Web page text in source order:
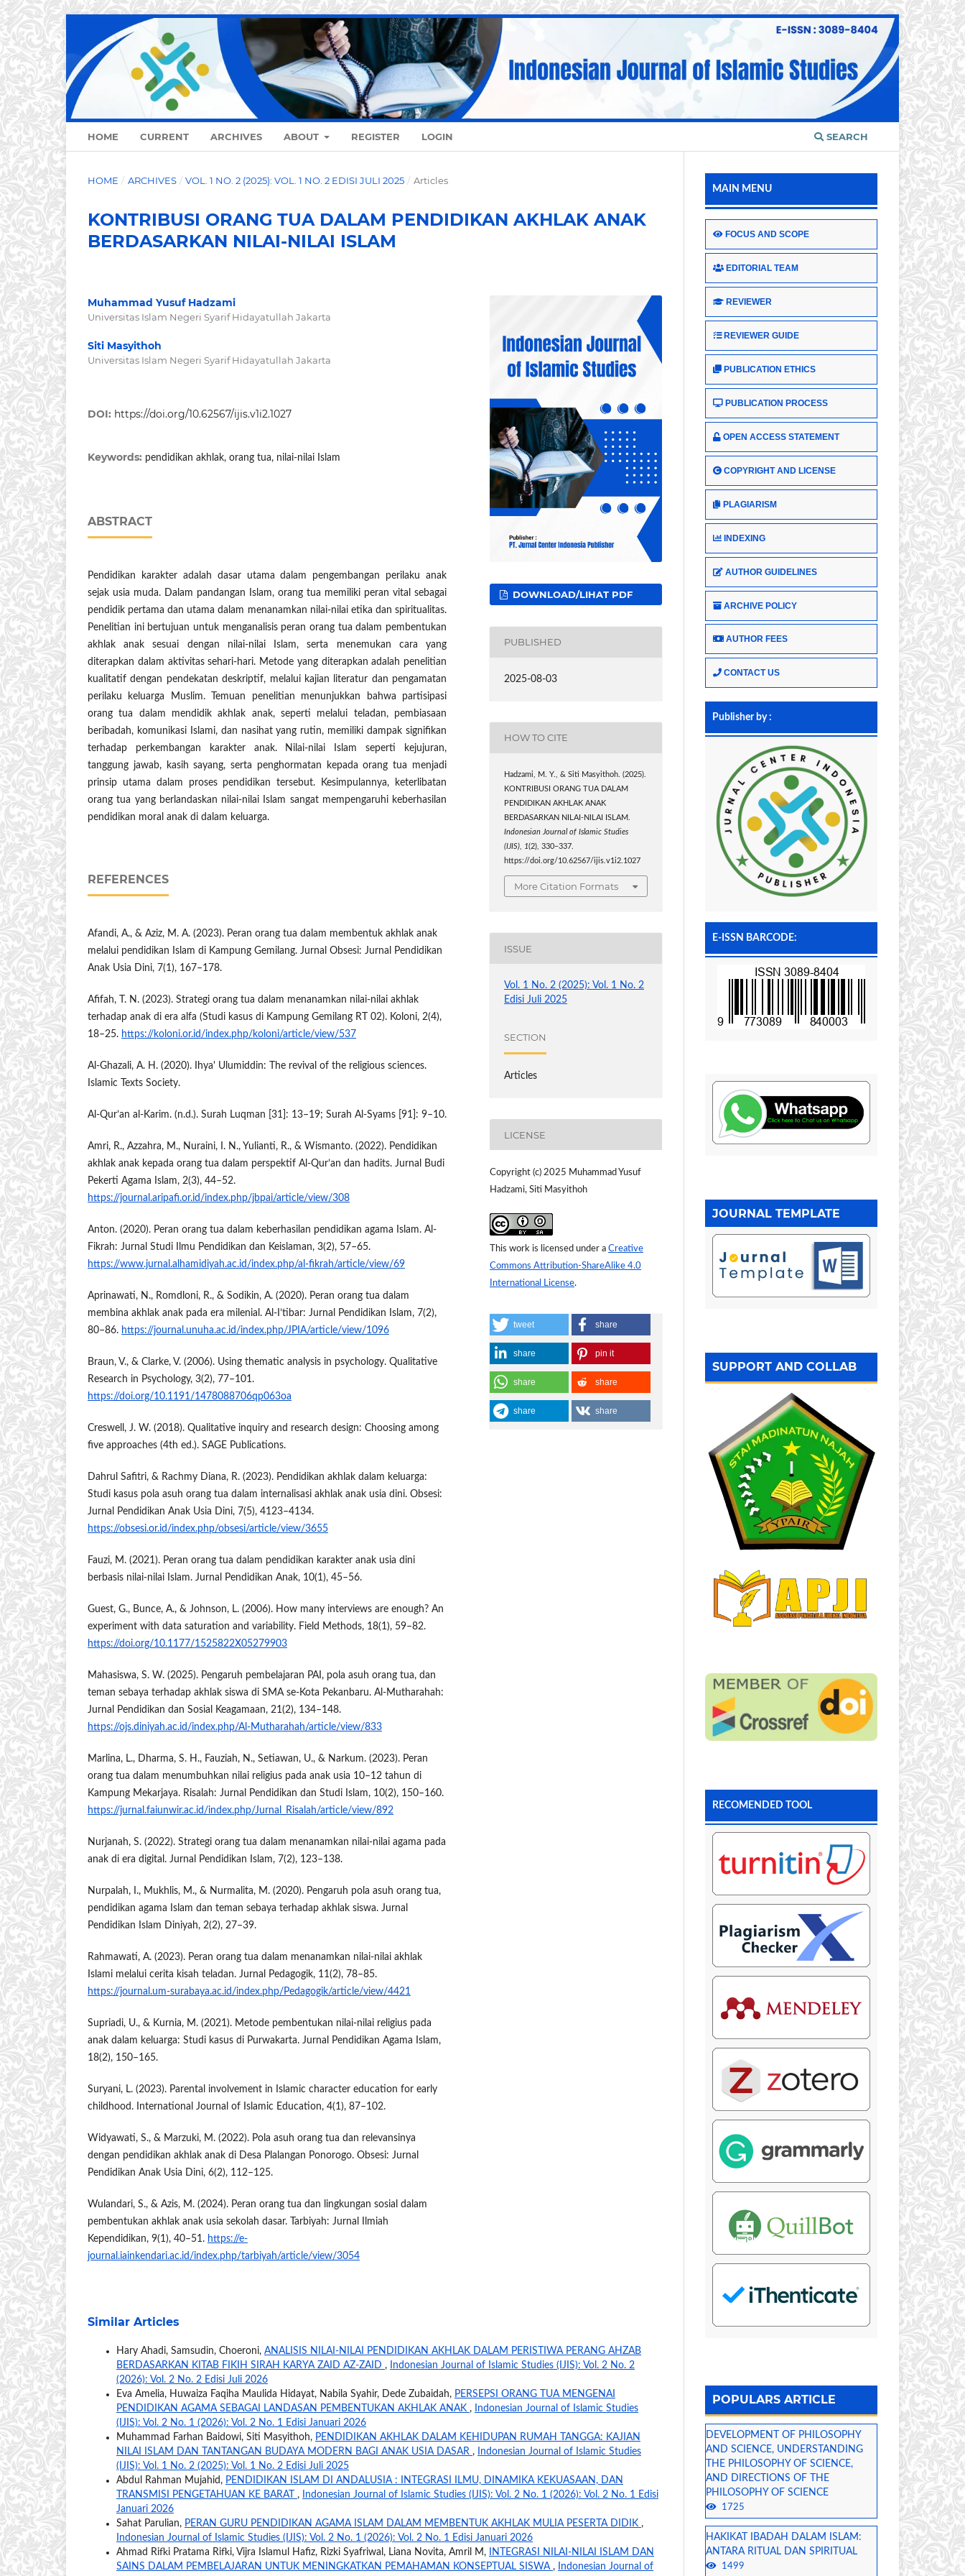
HOME CURRENT ARCHIVES ABOUT REGISTER LOGIN SEARCH
HOME / ARCHIVES / VOL. 1 NO. 2 (2025): VOL. 1 NO. 2 EDISI JULI 2025 / Articles
KONTRIBUSI ORANG TUA DALAM PENDIDIKAN AKHLAK ANAK
BERDASARKAN NILAI-NILAI ISLAM
Muhammad Yusuf Hadzami
Universitas Islam Negeri Syarif Hidayatullah Jakarta
Siti Masyithoh
Universitas Islam Negeri Syarif Hidayatullah Jakarta
DOI: https://doi.org/10.62567/ijis.v1i2.1027
Keywords: pendidikan akhlak, orang tua, nilai-nilai Islam
ABSTRACT
Pendidikan karakter adalah dasar utama dalam pengembangan perilaku anak
sejak usia muda. Dalam pandangan Islam, orang tua memiliki peran vital sebagai
pendidik pertama dan utama dalam menanamkan nilai-nilai etika dan spiritualitas.
Penelitian ini bertujuan untuk menganalisis peran orang tua dalam pembentukan
akhlak anak sesuai dengan nilai-nilai Islam, serta menemukan cara yang
diterapkan dalam aktivitas sehari-hari. Metode yang diterapkan adalah penelitian
kualitatif dengan pendekatan deskriptif, melalui kajian literatur dan pengamatan
perilaku keluarga Muslim. Temuan penelitian menunjukkan bahwa partisipasi
orang tua dalam mendidik akhlak anak, seperti melalui teladan, pembiasaan
beribadah, komunikasi Islami, dan nasihat yang rutin, memiliki dampak signifikan
terhadap perkembangan karakter anak. Nilai-nilai Islam seperti kejujuran,
tanggung jawab, kasih sayang, serta penghormatan kepada orang tua menjadi
prinsip utama dalam proses pendidikan tersebut. Kesimpulannya, keterlibatan
orang tua yang berlandaskan nilai-nilai Islam sangat mempengaruhi keberhasilan
pendidikan moral anak di dalam keluarga.
REFERENCES
Afandi, A., & Aziz, M. A. (2023). Peran orang tua dalam membentuk akhlak anak
melalui pendidikan Islam di Kampung Gemilang. Jurnal Obsesi: Jurnal Pendidikan
Anak Usia Dini, 7(1), 167–178.
Afifah, T. N. (2023). Strategi orang tua dalam menanamkan nilai-nilai akhlak
terhadap anak di era alfa (Studi kasus di Kampung Gemilang RT 02). Koloni, 2(4),
18–25. https://koloni.or.id/index.php/koloni/article/view/537
Al-Ghazali, A. H. (2020). Ihya' Ulumiddin: The revival of the religious sciences.
Islamic Texts Society.
Al-Qur’an al-Karim. (n.d.). Surah Luqman [31]: 13–19; Surah Al-Syams [91]: 9–10.
Amri, R., Azzahra, M., Nuraini, I. N., Yulianti, R., & Wismanto. (2022). Pendidikan
akhlak anak kepada orang tua dalam perspektif Al-Qur’an dan hadits. Jurnal Budi
Pekerti Agama Islam, 2(3), 44–52.
https://journal.aripafi.or.id/index.php/jbpai/article/view/308
Anton. (2020). Peran orang tua dalam keberhasilan pendidikan agama Islam. Al-
Fikrah: Jurnal Studi Ilmu Pendidikan dan Keislaman, 3(2), 57–65.
https://www.jurnal.alhamidiyah.ac.id/index.php/al-fikrah/article/view/69
Aprinawati, N., Romdloni, R., & Sodikin, A. (2020). Peran orang tua dalam
membina akhlak anak pada era milenial. Al-I’tibar: Jurnal Pendidikan Islam, 7(2),
80–86. https://journal.unuha.ac.id/index.php/JPIA/article/view/1096
Braun, V., & Clarke, V. (2006). Using thematic analysis in psychology. Qualitative
Research in Psychology, 3(2), 77–101.
https://doi.org/10.1191/1478088706qp063oa
Creswell, J. W. (2018). Qualitative inquiry and research design: Choosing among
five approaches (4th ed.). SAGE Publications.
Dahrul Safitri, & Rachmy Diana, R. (2023). Pendidikan akhlak dalam keluarga:
Studi kasus pola asuh orang tua dalam internalisasi akhlak anak usia dini. Obsesi:
Jurnal Pendidikan Anak Usia Dini, 7(5), 4123–4134.
https://obsesi.or.id/index.php/obsesi/article/view/3655
Fauzi, M. (2021). Peran orang tua dalam pendidikan karakter anak usia dini
berbasis nilai-nilai Islam. Jurnal Pendidikan Anak, 10(1), 45–56.
Guest, G., Bunce, A., & Johnson, L. (2006). How many interviews are enough? An
experiment with data saturation and variability. Field Methods, 18(1), 59–82.
https://doi.org/10.1177/1525822X05279903
Mahasiswa, S. W. (2025). Pengaruh pembelajaran PAI, pola asuh orang tua, dan
teman sebaya terhadap akhlak siswa di SMA se-Kota Pekanbaru. Al-Mutharahah:
Jurnal Pendidikan dan Sosial Keagamaan, 21(2), 134–148.
https://ojs.diniyah.ac.id/index.php/Al-Mutharahah/article/view/833
Marlina, L., Dharma, S. H., Fauziah, N., Setiawan, U., & Narkum. (2023). Peran
orang tua dalam menumbuhkan nilai religius pada anak usia 10–12 tahun di
Kampung Mekarjaya. Risalah: Jurnal Pendidikan dan Studi Islam, 10(2), 150–160.
https://jurnal.faiunwir.ac.id/index.php/Jurnal_Risalah/article/view/892
Nurjanah, S. (2022). Strategi orang tua dalam menanamkan nilai-nilai agama pada
anak di era digital. Jurnal Pendidikan Islam, 7(2), 123–138.
Nurpalah, I., Mukhlis, M., & Nurmalita, M. (2020). Pengaruh pola asuh orang tua,
pendidikan agama Islam dan teman sebaya terhadap akhlak siswa. Jurnal
Pendidikan Islam Diniyah, 2(2), 27–39.
Rahmawati, A. (2023). Peran orang tua dalam menanamkan nilai-nilai akhlak
Islami melalui cerita kisah teladan. Jurnal Pedagogik, 11(2), 78–85.
https://journal.um-surabaya.ac.id/index.php/Pedagogik/article/view/4421
Supriadi, U., & Kurnia, M. (2021). Metode pembentukan nilai-nilai religius pada
anak dalam keluarga: Studi kasus di Purwakarta. Jurnal Pendidikan Agama Islam,
18(2), 150–165.
Suryani, L. (2023). Parental involvement in Islamic character education for early
childhood. International Journal of Islamic Education, 4(1), 87–102.
Widyawati, S., & Marzuki, M. (2022). Pola asuh orang tua dan relevansinya
dengan pendidikan akhlak anak di Desa Plalangan Ponorogo. Obsesi: Jurnal
Pendidikan Anak Usia Dini, 6(2), 112–125.
Wulandari, S., & Azis, M. (2024). Peran orang tua dan lingkungan sosial dalam
pembentukan akhlak anak usia sekolah dasar. Tarbiyah: Jurnal Ilmiah
Kependidikan, 9(1), 40–51. https://e-
journal.iainkendari.ac.id/index.php/tarbiyah/article/view/3054
DOWNLOAD/LIHAT PDF
PUBLISHED
2025-08-03
HOW TO CITE
Hadzami, M. Y., & Siti Masyithoh. (2025).
KONTRIBUSI ORANG TUA DALAM
PENDIDIKAN AKHLAK ANAK
BERDASARKAN NILAI-NILAI ISLAM.
Indonesian Journal of Islamic Studies
(IJIS)
1(2), 330–337.
https://doi.org/10.62567/ijis.v1i2.1027
More Citation Formats
ISSUE
Vol. 1 No. 2 (2025): Vol. 1 No. 2
Edisi Juli 2025
SECTION
Articles
LICENSE
Copyright (c) 2025 Muhammad Yusuf
Hadzami, Siti Masyithoh
This work is licensed under a Creative
Commons Attribution-ShareAlike 4.0
International License.
tweet share
share pin it
share share
share share
Similar Articles
Hary Ahadi, Samsudin, Choeroni, ANALISIS NILAI-NILAI PENDIDIKAN AKHLAK DALAM PERISTIWA PERANG AHZAB
BERDASARKAN KITAB FIKIH SIRAH KARYA ZAID AZ-ZAID ,
Indonesian Journal of Islamic Studies (IJIS): Vol. 2 No. 2
(2026): Vol. 2 No. 2 Edisi Juli 2026
Eva Amelia, Huwaiza Faqiha Maulida Hidayat, Nabila Syahir, Dede Zubaidah, PERSEPSI ORANG TUA MENGENAI
PENDIDIKAN AGAMA SEBAGAI LANDASAN PEMBENTUKAN AKHLAK ANAK ,
Indonesian Journal of Islamic Studies
(IJIS): Vol. 2 No. 1 (2026): Vol. 2 No. 1 Edisi Januari 2026
Muhammad Farhan Baidowi, Siti Masyithoh, PENDIDIKAN AKHLAK DALAM KEHIDUPAN RUMAH TANGGA: KAJIAN
NILAI ISLAM DAN TANTANGAN BUDAYA MODERN BAGI ANAK USIA DASAR ,
Indonesian Journal of Islamic Studies
(IJIS): Vol. 1 No. 2 (2025): Vol. 1 No. 2 Edisi Juli 2025
Abdul Rahman Mujahid, PENDIDIKAN ISLAM DI ANDALUSIA : INTEGRASI ILMU, DINAMIKA KEKUASAAN, DAN
TRANSMISI PENGETAHUAN KE BARAT ,
Indonesian Journal of Islamic Studies (IJIS): Vol. 2 No. 1 (2026): Vol. 2 No. 1 Edisi
Januari 2026
Sahat Parulian, PERAN GURU PENDIDIKAN AGAMA ISLAM DALAM MEMBENTUK AKHLAK MULIA PESERTA DIDIK ,
Indonesian Journal of Islamic Studies (IJIS): Vol. 2 No. 1 (2026): Vol. 2 No. 1 Edisi Januari 2026
Ahmad Rifki Pratama Rifki, Vijra Islamul Hafiz, Rizki Syafriwal, Liana Novita, Amril M,
INTEGRASI NILAI-NILAI ISLAM DAN
SAINS DALAM PEMBELAJARAN UNTUK MENINGKATKAN PEMAHAMAN KONSEPTUAL SISWA , Indonesian Journal of
MAIN MENU
FOCUS AND SCOPE
EDITORIAL TEAM
REVIEWER
REVIEWER GUIDE
PUBLICATION ETHICS
PUBLICATION PROCESS
OPEN ACCESS STATEMENT
COPYRIGHT AND LICENSE
PLAGIARISM
INDEXING
AUTHOR GUIDELINES
ARCHIVE POLICY
AUTHOR FEES
CONTACT US
Publisher by :
E-ISSN BARCODE:
JOURNAL TEMPLATE
SUPPORT AND COLLAB
RECOMENDED TOOL
POPULARS ARTICLE
DEVELOPMENT OF PHILOSOPHY
AND SCIENCE, UNDERSTANDING
THE PHILOSOPHY OF SCIENCE,
AND DIRECTIONS OF THE
PHILOSOPHY OF SCIENCE
1725
HAKIKAT IBADAH DALAM ISLAM:
ANTARA RITUAL DAN SPIRITUAL
1499